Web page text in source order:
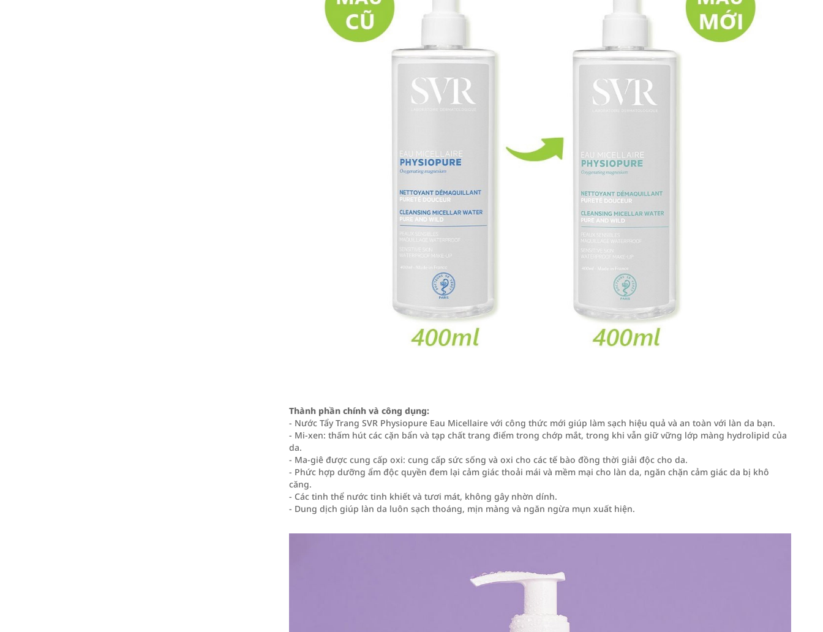
Thành phần chính và công dụng:
- Nước Tẩy Trang SVR Physiopure Eau Micellaire với công thức mới giúp làm sạch hiệu quả và an toàn với làn da bạn.
- Mi-xen: thấm hút các cặn bẩn và tạp chất trang điểm trong chớp mắt, trong khi vẫn giữ vững lớp màng hydrolipid của
da.
- Ma-giê được cung cấp oxi: cung cấp sức sống và oxi cho các tế bào đồng thời giải độc cho da.
- Phức hợp dưỡng ẩm độc quyền đem lại cảm giác thoải mái và mềm mại cho làn da, ngăn chặn cảm giác da bị khô
căng.
- Các tinh thể nước tinh khiết và tươi mát, không gây nhờn dính.
- Dung dịch giúp làn da luôn sạch thoáng, mịn màng và ngăn ngừa mụn xuất hiện.